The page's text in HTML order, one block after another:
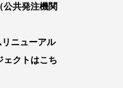
公共発注機関
ニューアル
クトはこち